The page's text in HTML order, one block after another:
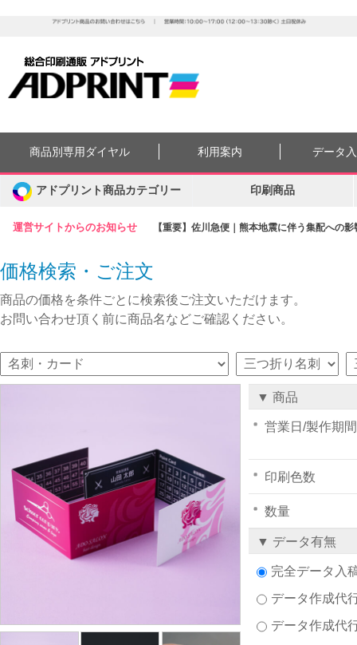
運営サイトからのお知らせ 【重要】佐川急便｜熊本地震に伴う集配への
商品別専用ダイヤル 利用案内 データ
アドプリント商品カテゴリー 印刷商品
価格検索・ご注文
商品の価格を条件ごとに検索後ご注文いただけます。
お問い合わせ頂く前に商品名などご確認ください。
▼ 商品
営業日/製作期間
印刷色数
数量
▼ データ有無
完全データ入
データ作成代
データ作成代